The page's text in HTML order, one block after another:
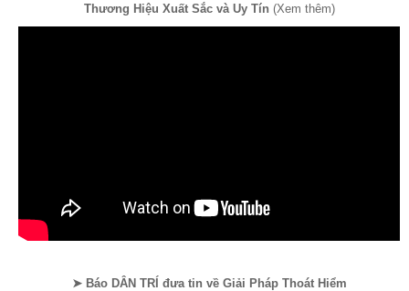
Thương Hiệu Xuất Sắc và Uy Tín (Xem thêm)
➤ Báo DÂN TRÍ đưa tin về Giải Pháp Thoát Hiểm